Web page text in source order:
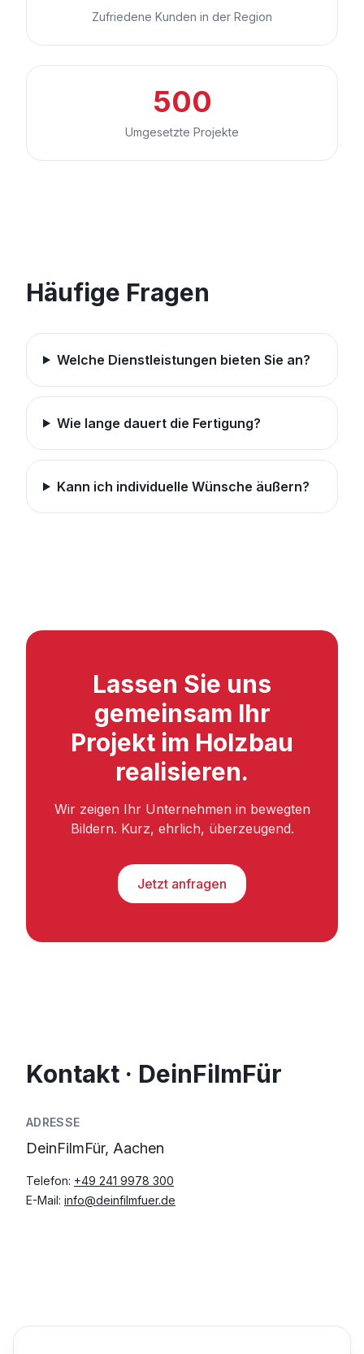
Zufriedene Kunden in der Region
500
Umgesetzte Projekte
Häufige Fragen
Welche Dienstleistungen bieten Sie an?
Wie lange dauert die Fertigung?
Kann ich individuelle Wünsche äußern?
Lassen Sie uns
gemeinsam Ihr
Projekt im Holzbau
realisieren.
Wir zeigen Ihr Unternehmen in bewegten
Bildern. Kurz, ehrlich, überzeugend.
Jetzt anfragen
Kontakt · DeinFilmFür
ADRESSE
DeinFilmFür, Aachen
Telefon: +49 241 9978 300
E-Mail: info@deinfilmfuer.de